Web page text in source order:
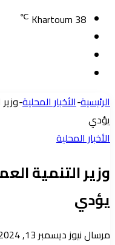
Khartoum 38
℃
جانبيالرئيسية-الأخبار المحلية-
يؤدي
الأخبار المحلية
وزير التنمية
يؤدي
مرسال نيوزأرسل
ديسمبر 13, 2024